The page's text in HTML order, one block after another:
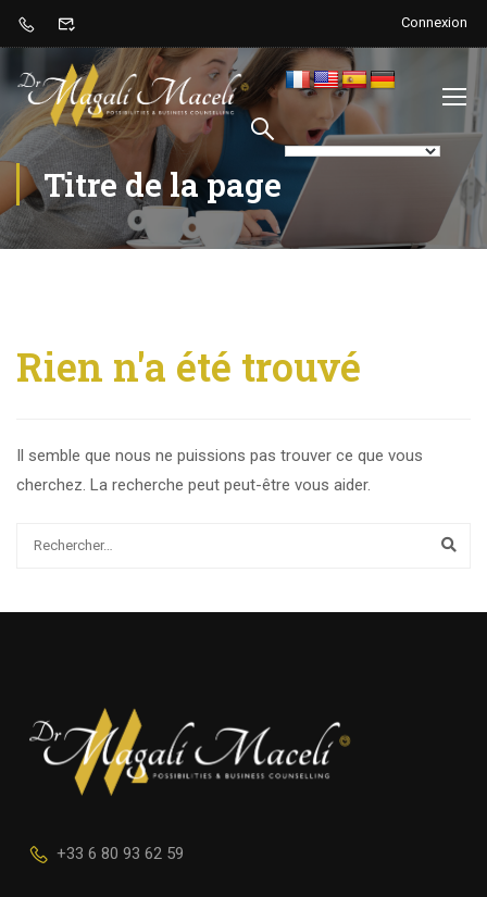
Connexion
Titre de la page
Rien n'a été trouvé
Il semble que nous ne puissions pas trouver ce que vous
cherchez. La recherche peut peut-être vous aider.
+33 6 80 93 62 59